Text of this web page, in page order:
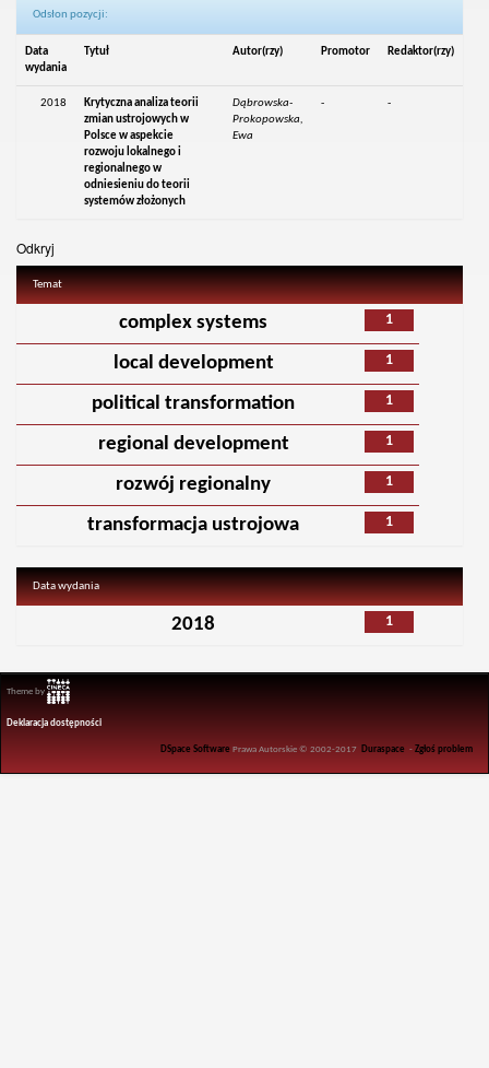
Odsłon pozycji:
Data
wydania
Tytuł Autor(rzy) Promotor Redaktor(rzy)
2018
Krytyczna analiza teorii
zmian ustrojowych w
Polsce w aspekcie
rozwoju lokalnego i
regionalnego w
odniesieniu do teorii
systemów złożonych
Dąbrowska-
Prokopowska,
Ewa
- -
Odkryj
Temat
1
complex systems
1
local development
1
political transformation
1
regional development
1
rozwój regionalny
1
transformacja ustrojowa
Data wydania
1
2018
Theme by
Deklaracja dostępności
DSpace Software Prawa Autorskie © 2002-2017 Duraspace -Zgłoś problem